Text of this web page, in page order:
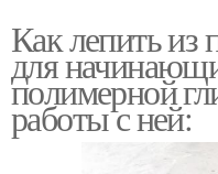
Как лепить из
для
полимерной
работы с ней: